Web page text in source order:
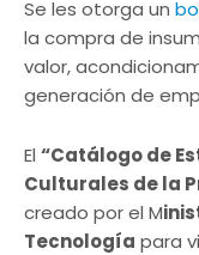
Se les otorga un
la compra de
valor,
generación de
El “Catálogo de
Culturales de la
creado por el M
Tecnología para